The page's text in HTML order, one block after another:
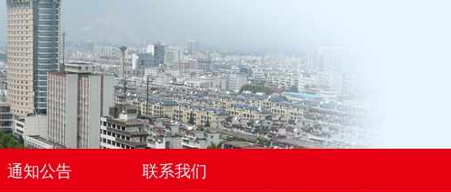
通知公告 联系我们